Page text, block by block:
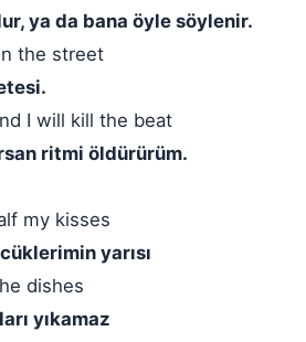
ya da bana öyle söylenir.
the street
I will kill the beat
ritmi öldürürüm.
my kisses
yarısı
dishes
yıkamaz